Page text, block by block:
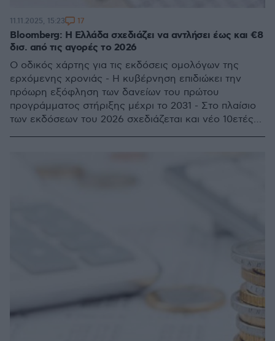
Bloomberg: Η Ελλάδα σχεδιάζει να αντλήσει έως και €8
δισ. από τις αγορές το 2026
Ο οδικός χάρτης για τις εκδόσεις ομολόγων της
ερχόμενης χρονιάς - Η κυβέρνηση επιδιώκει την
πρόωρη εξόφληση των δανείων του πρώτου
προγράμματος στήριξης μέχρι το 2031 - Στο πλαίσιο
των εκδόσεων του 2026 σχεδιάζεται και νέο 10ετές
11.11.2025, 15:23 17